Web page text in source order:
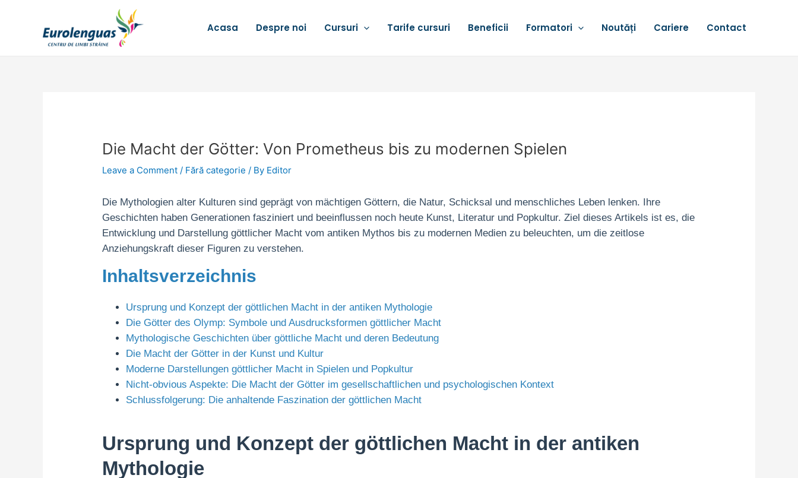
Acasa Despre noi Cursuri Tarife cursuri Beneficii Formatori Noutăți Cariere Contact
Die Macht der Götter: Von Prometheus bis zu modernen Spielen
Leave a Comment / Fără categorie / By Editor
Die Mythologien alter Kulturen sind geprägt von mächtigen Göttern, die Natur, Schicksal und menschliches Leben lenken. Ihre
Geschichten haben Generationen fasziniert und beeinflussen noch heute Kunst, Literatur und Popkultur. Ziel dieses Artikels ist es, die
Entwicklung und Darstellung göttlicher Macht vom antiken Mythos bis zu modernen Medien zu beleuchten, um die zeitlose
Anziehungskraft dieser Figuren zu verstehen.
Inhaltsverzeichnis
Ursprung und Konzept der göttlichen Macht in der antiken Mythologie
Die Götter des Olymp: Symbole und Ausdrucksformen göttlicher Macht
Mythologische Geschichten über göttliche Macht und deren Bedeutung
Die Macht der Götter in der Kunst und Kultur
Moderne Darstellungen göttlicher Macht in Spielen und Popkultur
Nicht-obvious Aspekte: Die Macht der Götter im gesellschaftlichen und psychologischen Kontext
Schlussfolgerung: Die anhaltende Faszination der göttlichen Macht
Ursprung und Konzept der göttlichen Macht in der antiken
Mythologie